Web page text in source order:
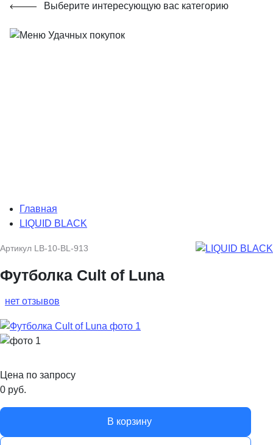
Выберите интересующую вас категорию
Главная
LIQUID BLACK
Артикул LB-10-BL-913
Футболка Cult of Luna
нет отзывов
Цена по запросу
0 руб.
В корзину